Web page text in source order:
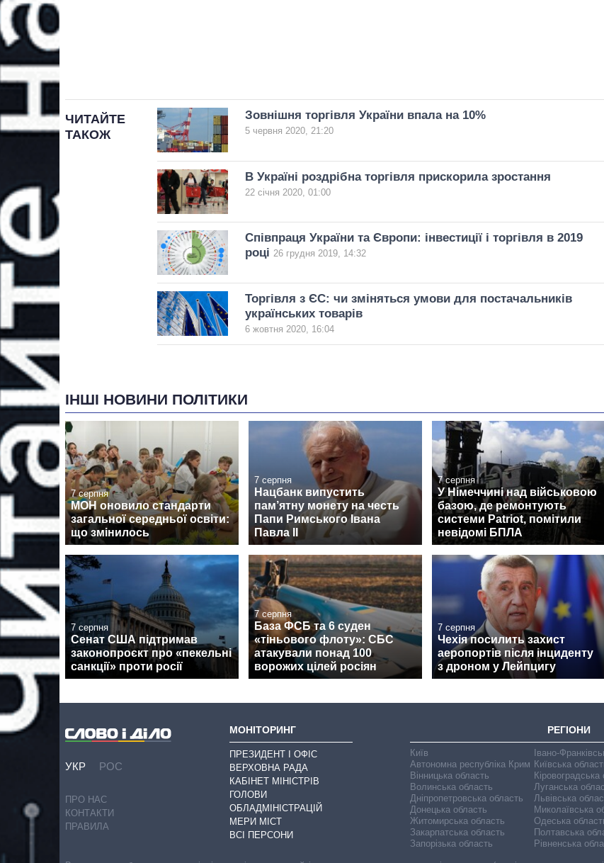
ЧИТАЙТЕ
ТАКОЖ
Зовнішня торгівля України впала на 10%
5 червня 2020, 21:20
В Україні роздрібна торгівля прискорила зростання
22 січня 2020, 01:00
Співпраця України та Європи: інвестиції і торгівля в 2019
році 26 грудня 2019, 14:32
Торгівля з ЄС: чи зміняться умови для постачальників
українських товарів
6 жовтня 2020, 16:04
ІНШІ НОВИНИ ПОЛІТИКИ
7 серпня
МОН оновило стандарти
загальної середньої освіти:
що змінилось
7 серпня
Нацбанк випустить
пам’ятну монету на честь
Папи Римського Івана
Павла II
7 серпня
У Німеччині над військовою
базою, де ремонтують
системи Patriot, помітили
невідомі БПЛА
7 серпня
Сенат США підтримав
законопроєкт про «пекельні
санкції» проти росії
7 серпня
База ФСБ та 6 суден
«тіньового флоту»: СБС
атакували понад 100
ворожих цілей росіян
7 серпня
Чехія посилить захист
аеропортів після інциденту
з дроном у Лейпцигу
УКР РОС
ПРО НАС
КОНТАКТИ
ПРАВИЛА
МОНІТОРИНГ
ПРЕЗИДЕНТ І ОФІС
ВЕРХОВНА РАДА
КАБІНЕТ МІНІСТРІВ
ГОЛОВИ
ОБЛАДМІНІСТРАЦІЙ
МЕРИ МІСТ
ВСІ ПЕРСОНИ
РЕГІОНИ
Київ
Автономна республіка Крим
Вінницька область
Волинська область
Дніпропетровська область
Донецька область
Житомирська область
Закарпатська область
Запорізька область
Івано-
Київська
Кіровоградська
Луганська
Львівська
Миколаївська
Одеська
Полтавська
Рівненська